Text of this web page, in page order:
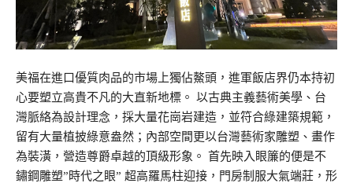
美福在進口優質肉品的市場上獨佔鰲頭，進軍飯店界仍本持初
心要塑立高貴不凡的大直新地標。 以古典主義藝術美學、台
灣脈絡為設計理念，採大量花崗岩建造，並符合綠建築規範，
留有大量植披綠意盎然；內部空間更以台灣藝術家雕塑、畫作
為裝潢，營造尊爵卓越的頂級形象。 首先映入眼簾的便是不
鏽鋼雕塑”時代之眼” 超高羅馬柱迎接，門房制服大氣端莊，形